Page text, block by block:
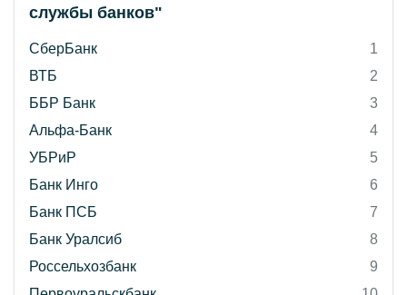
службы банков"
СберБанк
1
ВТБ
2
ББР Банк
3
Альфа-Банк
4
УБРиР
5
Банк Инго
6
Банк ПСБ
7
Банк Уралсиб
8
Россельхозбанк
9